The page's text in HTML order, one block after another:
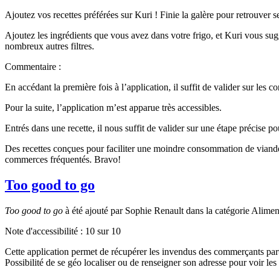
Ajoutez vos recettes préférées sur Kuri ! Finie la galère pour retrouver
Ajoutez les ingrédients que vous avez dans votre frigo, et Kuri vous
nombreux autres filtres.
Commentaire :
En accédant la première fois à l’application, il suffit de valider sur les
Pour la suite, l’application m’est apparue très accessibles.
Entrés dans une recette, il nous suffit de valider sur une étape précise
Des recettes conçues pour faciliter une moindre consommation de
commerces fréquentés. Bravo!
Too good to go
Too good to go à été ajouté par Sophie Renault dans la catégorie
Note d'accessibilité : 10 sur 10
Cette application permet de récupérer les invendus des commerçants
Possibilité de se géo localiser ou de renseigner son adresse pour voir